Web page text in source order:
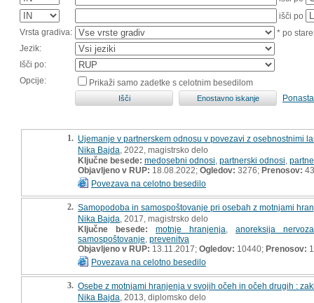
išči po
Vrsta gradiva:
* po
Jezik:
Išči po:
Opcije:
Prikaži samo zadetke s celotnim besedilom
1. Ujemanje v partnerskem odnosu v povezavi z osebnostnimi
Nika Bajda , 2022, magistrsko delo
Ključne besede: medosebni odnosi partnerski odnosi
Objavljeno v RUP: 18.08.2022; Ogledov: 3276; Prenosov: 43
Povezava na celotno besedilo
2. Samopodoba in samospoštovanje pri osebah z motnjami
Nika Bajda , 2017, magistrsko delo
Ključne besede:
motnje hranjenja
anoreksija nervoza
samospoštovanje prevenitva
Objavljeno v RUP: 13.11.2017; Ogledov: 10440; Prenosov:
Povezava na celotno besedilo
3. Osebe z motnjami hranjenja v svojih očeh in očeh drugih :
Nika Bajda , 2013, diplomsko delo